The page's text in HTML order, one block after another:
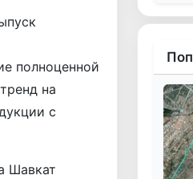
полноценной
на
с
Шавкат